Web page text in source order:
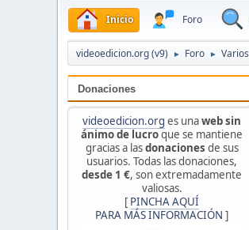
Inicio Foro
videoedicion.org (v9) ► Foro ► Varios
Donaciones
videoedicion.org es unaweb sin
ánimo de lucroque se mantiene
gracias a lasdonaciones de sus
usuarios. Todas las donaciones,
desde 1 €, son extremadamente
valiosas.
[ PINCHA AQUÍ
PARA MÁS INFORMACIÓN ]